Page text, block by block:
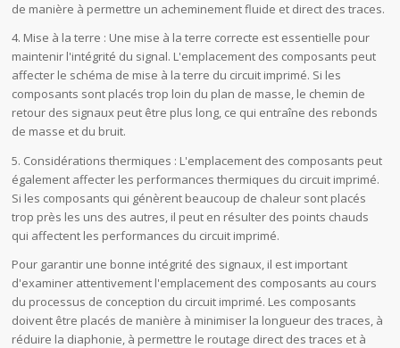
de manière à permettre un acheminement fluide et direct des traces.
4. Mise à la terre : Une mise à la terre correcte est essentielle pour
maintenir l'intégrité du signal. L'emplacement des composants peut
affecter le schéma de mise à la terre du circuit imprimé. Si les
composants sont placés trop loin du plan de masse, le chemin de
retour des signaux peut être plus long, ce qui entraîne des rebonds
de masse et du bruit.
5. Considérations thermiques : L'emplacement des composants peut
également affecter les performances thermiques du circuit imprimé.
Si les composants qui génèrent beaucoup de chaleur sont placés
trop près les uns des autres, il peut en résulter des points chauds
qui affectent les performances du circuit imprimé.
Pour garantir une bonne intégrité des signaux, il est important
d'examiner attentivement l'emplacement des composants au cours
du processus de conception du circuit imprimé. Les composants
doivent être placés de manière à minimiser la longueur des traces, à
réduire la diaphonie, à permettre le routage direct des traces et à